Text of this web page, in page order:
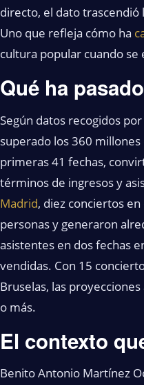
directo, el dato trascendió
Uno que refleja cómo ha
cultura popular cuando
Qué ha pasado
Según datos recogidos
superado los 360
primeras 41 fechas,
términos de ingresos y
Madrid, diez conciertos
personas y generaron
asistentes en dos fechas
vendidas. Con 15
Bruselas, las
o más.
El contexto
Benito Antonio Martínez